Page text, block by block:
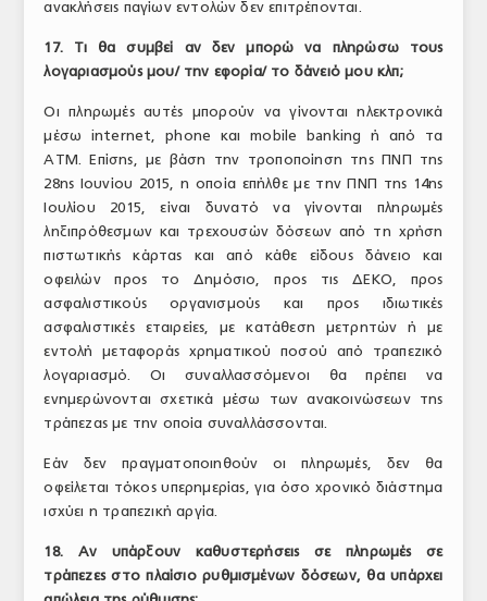
ανακλήσεις παγίων εντολών δεν επιτρέπονται.
17. Τι θα συμβεί αν δεν μπορώ να πληρώσω τους
λογαριασμούς μου/ την εφορία/ το δάνειό μου κλπ;
Οι πληρωμές αυτές μπορούν να γίνονται ηλεκτρονικά
μέσω internet, phone και mobile banking ή από τα
ΑΤΜ. Επίσης, με βάση την τροποποίηση της ΠΝΠ της
28ης Ιουνίου 2015, η οποία επήλθε με την ΠΝΠ της 14ης
Ιουλίου 2015, είναι δυνατό να γίνονται πληρωμές
ληξιπρόθεσμων και τρεχουσών δόσεων από τη χρήση
πιστωτικής κάρτας και από κάθε είδους δάνειο και
οφειλών προς το Δημόσιο, προς τις ΔΕΚΟ, προς
ασφαλιστικούς οργανισμούς και προς ιδιωτικές
ασφαλιστικές εταιρείες, με κατάθεση μετρητών ή με
εντολή μεταφοράς χρηματικού ποσού από τραπεζικό
λογαριασμό. Οι συναλλασσόμενοι θα πρέπει να
ενημερώνονται σχετικά μέσω των ανακοινώσεων της
τράπεζας με την οποία συναλλάσσονται.
Εάν δεν πραγματοποιηθούν οι πληρωμές, δεν θα
οφείλεται τόκος υπερημερίας, για όσο χρονικό διάστημα
ισχύει η τραπεζική αργία.
18. Αν υπάρξουν καθυστερήσεις σε πληρωμές σε
τράπεζες στο πλαίσιο ρυθμισμένων δόσεων, θα υπάρχει